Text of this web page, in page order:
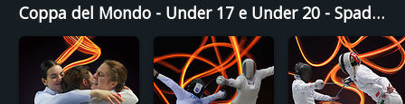
Coppa del Mondo - Under 17 e Under 20 - Spada Femminile - Udine 2026